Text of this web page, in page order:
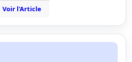
Voir l'Article